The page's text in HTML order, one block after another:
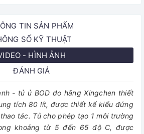
TIN SẢN PHẨM
SỐ KỸ THUẬT
- HÌNH ẢNH
ĐÁNH GIÁ
- tủ ủ BOD do hãng Xingchen thiết
tích 80 lít, được thiết kể kiểu đứng
tác. Tủ cho phép tạo 1 môi trường
khoảng từ 5 đến 65 độ C, được